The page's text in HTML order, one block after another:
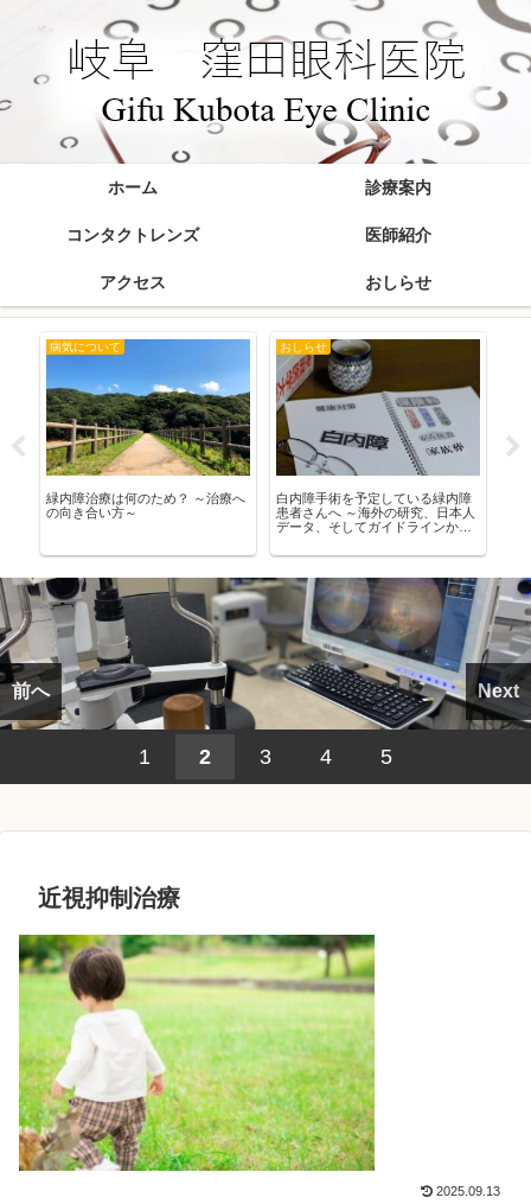
ホーム 診療案内
コンタクトレンズ 医師紹介
アクセス おしらせ
病気について
緑内障治療は何のため？ ～治療へ
の向き合い方～
おしらせ
白内障手術を予定している緑内障
患者さんへ ～海外の研究、日本人
データ、そしてガイドラインから
前へ Next
1 2 3 4 5
近視抑制治療
2025.09.13